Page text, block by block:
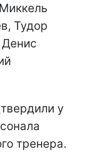
Тудор
у
тренера.